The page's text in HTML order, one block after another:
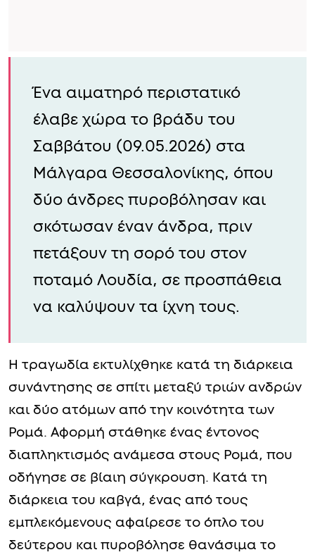
Ένα αιματηρό περιστατικό
έλαβε χώρα το βράδυ του
Σαββάτου (09.05.2026) στα
Μάλγαρα Θεσσαλονίκης, όπου
δύο άνδρες πυροβόλησαν και
σκότωσαν έναν άνδρα, πριν
πετάξουν τη σορό του στον
ποταμό Λουδία, σε προσπάθεια
να καλύψουν τα ίχνη τους.
Η τραγωδία εκτυλίχθηκε κατά τη διάρκεια
συνάντησης σε σπίτι μεταξύ τριών ανδρών
και δύο ατόμων από την κοινότητα των
Ρομά. Αφορμή στάθηκε ένας έντονος
διαπληκτισμός ανάμεσα στους Ρομά, που
οδήγησε σε βίαιη σύγκρουση. Κατά τη
διάρκεια του καβγά, ένας από τους
εμπλεκόμενους αφαίρεσε το όπλο του
δεύτερου και πυροβόλησε θανάσιμα το